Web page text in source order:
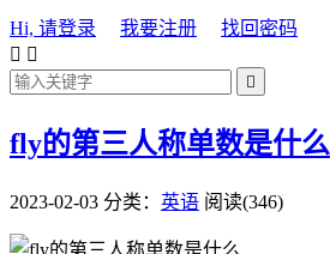
Hi, 请登录 我要注册
找回密码
 

fly的第三人称单数是什么
2023-02-03 分类： 英语 阅读(346)